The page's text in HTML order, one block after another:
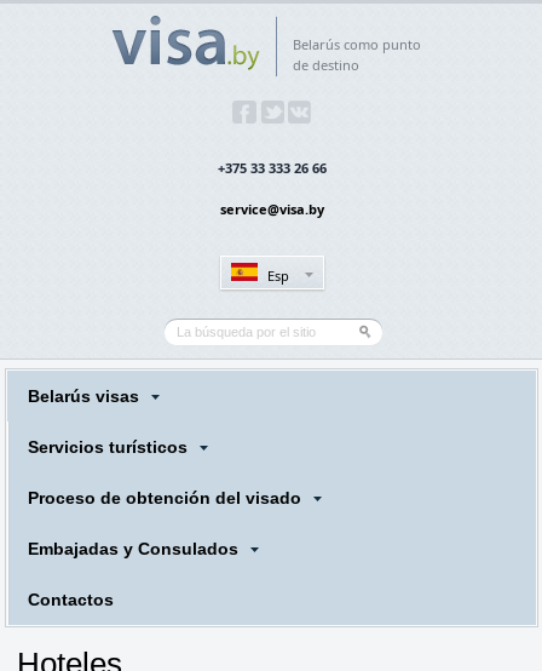
Belarús como punto
de destino
+375 33 333 26 66
service@visa.by
Esp
Belarús visas
Servicios turísticos
Proceso de obtención del visado
Embajadas y Consulados
Contactos
Hoteles